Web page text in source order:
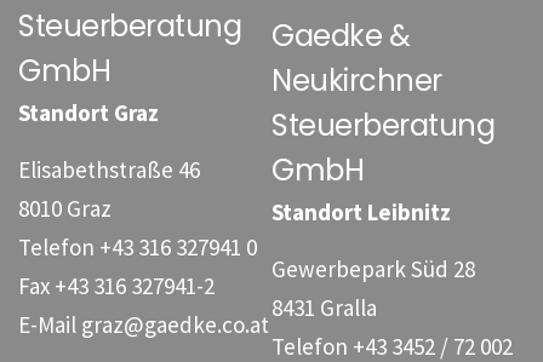
Steuerberatung
GmbH
Standort Graz
Elisabethstraße 46
8010 Graz
Telefon +43 316 327941 0
Fax +43 316 327941-2
E-Mail graz@gaedke.co.at
Gaedke &
Neukirchner
Steuerberatung
GmbH
Standort Leibnitz
Gewerbepark Süd 28
8431 Gralla
Telefon +43 3452 / 72 002